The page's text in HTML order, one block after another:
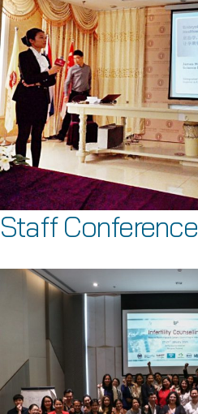
Staff Conference